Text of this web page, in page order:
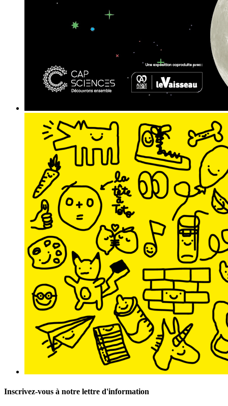
Inscrivez-vous à notre lettre d'information